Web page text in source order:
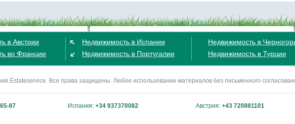
в Австрии
во Франции
Недвижимость в Испании
Недвижимость в Португалии
Недвижимость в
Недвижимость в Турции
Estateservice. Все права защищены. Любое использование материалов без письменного
87 Испания: +34 937370082 Австрия: +43 720881101